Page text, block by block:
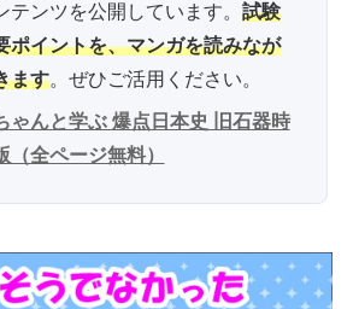
テンツを公開しています。 試験
ポイントを、マンガを読みなが
ます。ぜひご活用ください。
ゃんと学ぶ 爆点日本史 旧石器時
全ページ無料）